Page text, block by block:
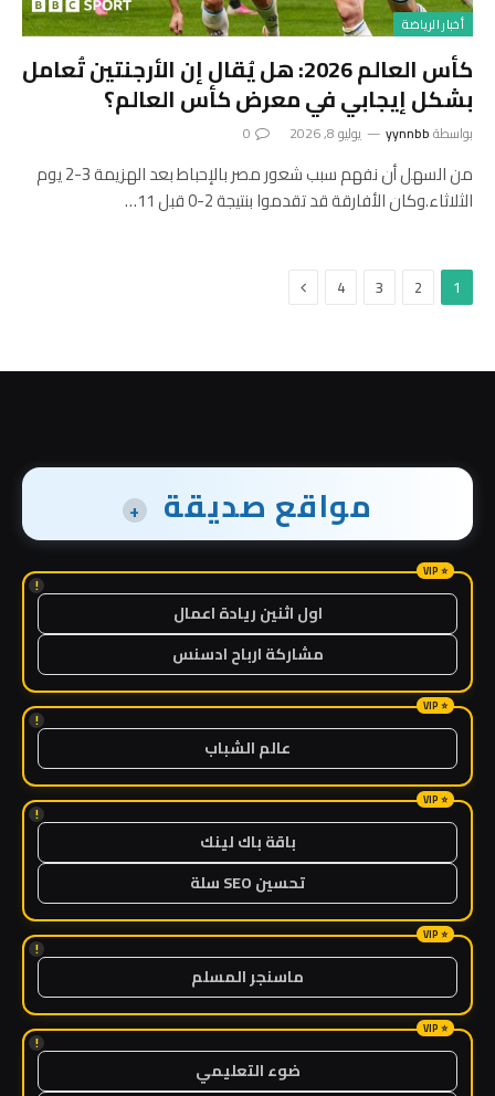
أخبار الرياضة
كأس العالم 2026: هل يُقال إن الأرجنتين تُعامل
بشكل إيجابي في معرض كأس العالم؟
بواسطةyynnbb يوليو 8, 2026 0
من السهل أن نفهم سبب شعور مصر بالإحباط بعد الهزيمة 3-2 يوم
الثلاثاء.وكان الأفارقة قد تقدموا بنتيجة 2-0 قبل 11…
1
2
3
4 التالي
مواقع صديقة +
!
اول اثنين ريادة اعمال
مشاركة ارباح ادسنس
!
عالم الشباب
!
باقة باك لينك
تحسين SEO سلة
!
ماسنجر المسلم
!
ضوء التعليمي